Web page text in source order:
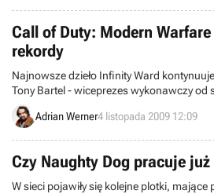
Call of Duty: Modern
rekordy
Najnowsze dzieło Infinity Ward
Tony Bartel - wiceprezes wykonawczy
firmie Gamestop poinformował serwis
preorderów Call of Duty: Modern Warfare
Adrian Werner4 listopada 2009 12:09
Czy Naughty Dog pracuje
W sieci pojawiły się kolejne plotki,